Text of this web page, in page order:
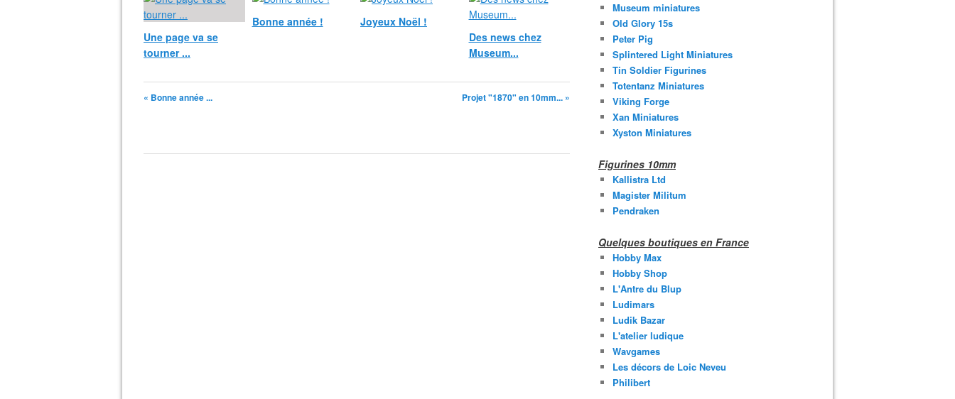
Une page va se
tourner ...
Bonne année !
Joyeux Noël !
Des news chez
Museum...
« Bonne année ... Projet "1870" en 10mm... »
Museum miniatures
Old Glory 15s
Peter Pig
Splintered Light Miniatures
Tin Soldier Figurines
Totentanz Miniatures
Viking Forge
Xan Miniatures
Xyston Miniatures
Figurines 10mm
Kallistra Ltd
Magister Militum
Pendraken
Quelques boutiques en France
Hobby Max
Hobby Shop
L'Antre du Blup
Ludimars
Ludik Bazar
L'atelier ludique
Wavgames
Les décors de Loic Neveu
Philibert